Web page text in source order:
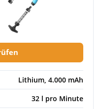
Lithium, 4.000 mAh
32 l pro Minute